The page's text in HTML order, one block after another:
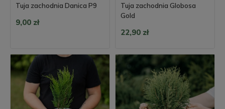
Tuja zachodnia Danica P9
9,00 zł
Tuja zachodnia Globosa
Gold
22,90 zł